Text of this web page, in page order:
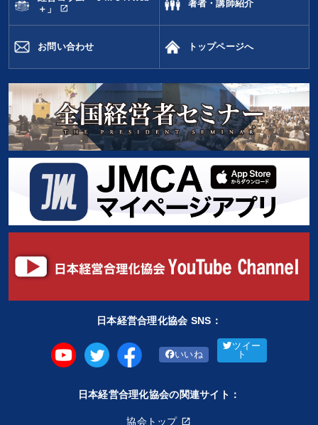
＋」
open_in_new
著者・講師紹介
お問い合わせ トップページへ
日本経営合理化協会 SNS：
いいね
ツイー
ト
日本経営合理化協会の関連サイト：
協会トップ